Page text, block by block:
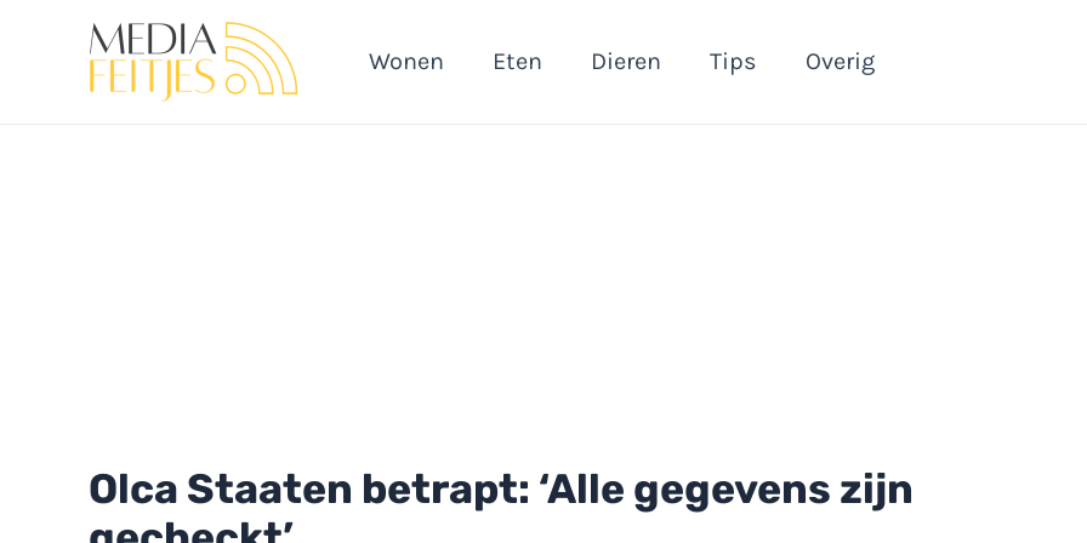
Wonen Eten Dieren Tips Overig
Olca Staaten betrapt: ‘Alle gegevens zijn